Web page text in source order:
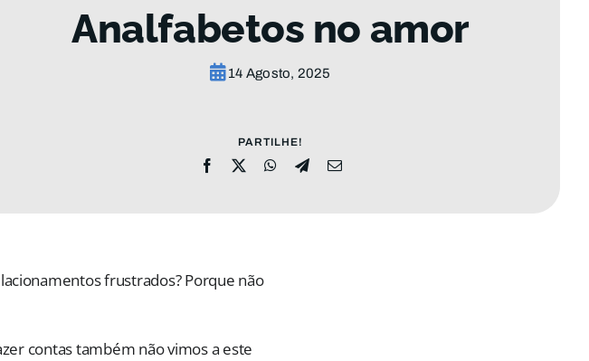
Analfabetos no amor
14 Agosto, 2025
PARTILHE!
frustrados? Porque não
contas também não vimos a este